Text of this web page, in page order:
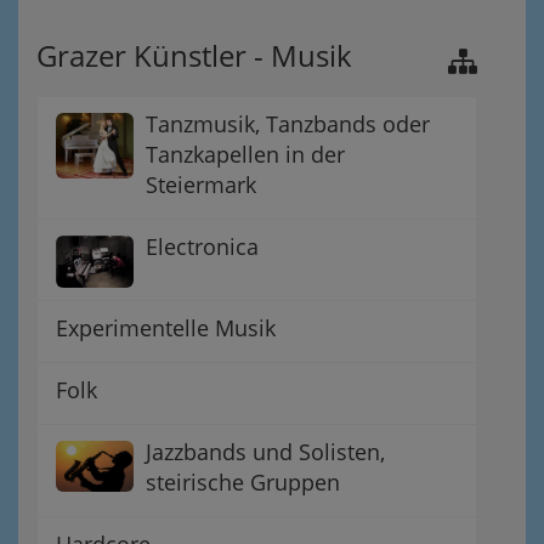
Grazer Künstler - Musik
Tanzmusik, Tanzbands oder
Tanzkapellen in der
Steiermark
Electronica
Experimentelle Musik
Folk
Jazzbands und Solisten,
steirische Gruppen